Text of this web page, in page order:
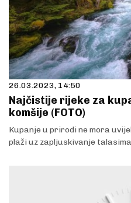
26.03.2023, 14:50
Najčistije rijeke za
komšije (FOTO)
Kupanje u prirodi ne mora
plaži uz zapljuskivanje